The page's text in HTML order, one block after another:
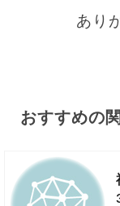
あり
おすすめの